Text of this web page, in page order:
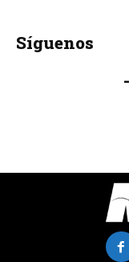
Síguenos